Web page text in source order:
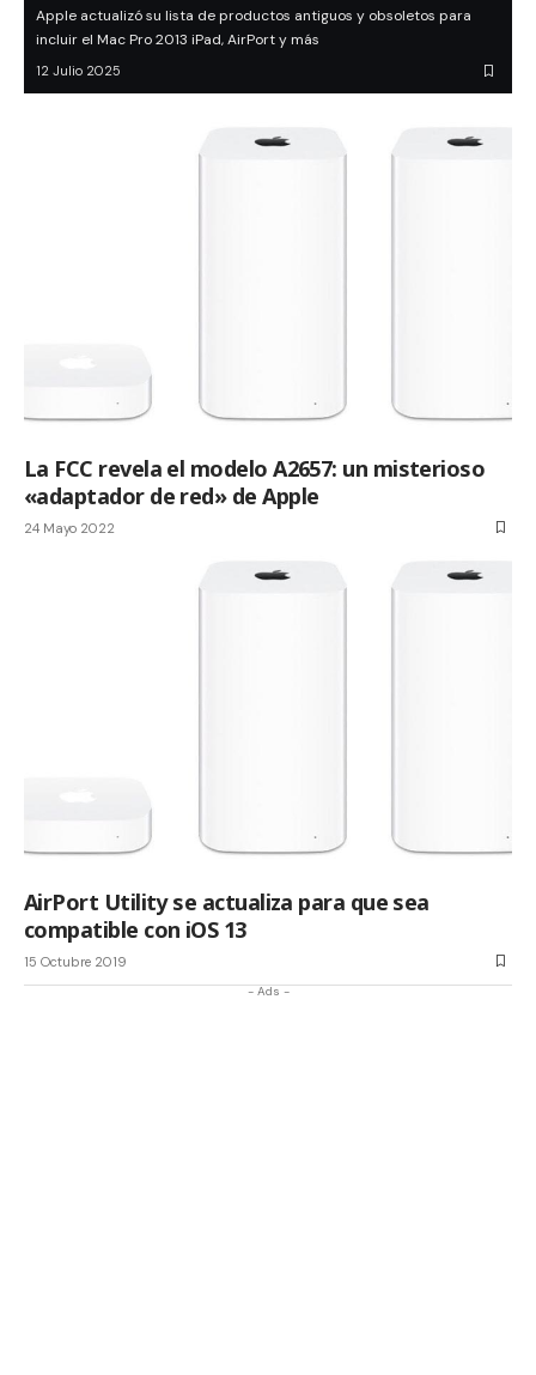
Apple actualizó su lista de productos antiguos y obsoletos para
incluir el Mac Pro 2013 iPad, AirPort y más
12 Julio 2025
La FCC revela el modelo A2657: un misterioso
«adaptador de red» de Apple
24 Mayo 2022
AirPort Utility se actualiza para que sea
compatible con iOS 13
15 Octubre 2019
- Ads -